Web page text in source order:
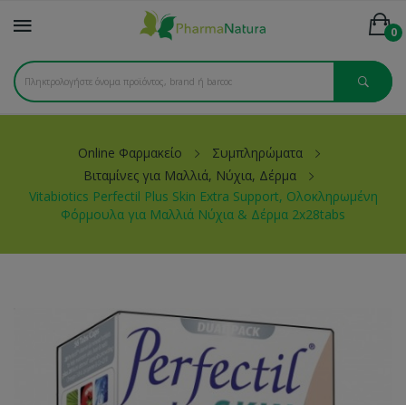
0
Online Φαρμακείο
Συμπληρώματα
Βιταμίνες για Μαλλιά, Νύχια, Δέρμα
Vitabiotics Perfectil Plus Skin Extra Support, Ολοκληρωμένη
Φόρμουλα για Μαλλιά Νύχια & Δέρμα 2x28tabs